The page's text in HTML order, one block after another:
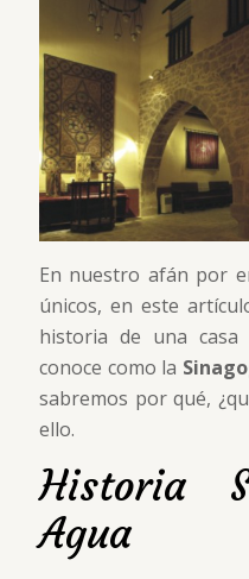
En nuestro afán por
únicos, en este
historia de una
conoce como la
sabremos por qué,
ello.
Historia
Agua